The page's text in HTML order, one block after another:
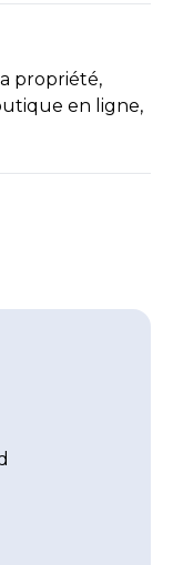
propriété,
en ligne,